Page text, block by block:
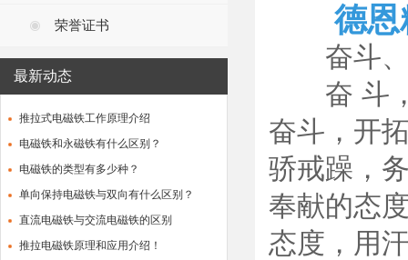
荣誉证书
最新动态
推拉式电磁铁工作原理介绍
电磁铁和永磁铁有什么区别？
电磁铁的类型有多少种？
单向保持电磁铁与双向有什么区别？
直流电磁铁与交流电磁铁的区别
推拉电磁铁原理和应用介绍！
德恩
奋斗、
奋 斗，
奋斗，开
骄戒躁，
奉献的态
态度，用